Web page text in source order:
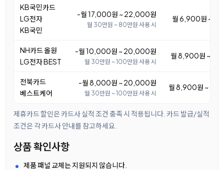
KB국민카드
LG전자
KB국민
-월 17,000원 ~ 22,000원
월 30만원 ~ 80만원 사용 시
월 6,900원 ~
NH카드 올원
LG전자 BEST
-월 10,000원 ~ 20,000원
월 30만원 ~ 100만원 사용 시
월 8,900원 ~
전북카드
베스트케어
-월 8,000원 ~ 20,000원
월 30만원 ~ 100만원 사용 시
월 8,900원 ~
제휴카드 할인은 카드사 실적 조건 충족 시 적용됩니다. 카드 발급/실적
조건은 각 카드사 안내를 참고하세요.
상품 확인사항
제품 패널 교체는 지원되지 않습니다.